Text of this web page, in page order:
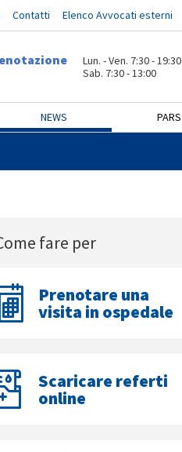
Contatti Elenco Avvocati esterni
Lun. - Ven. 7:30 - 19:30
Sab. 7:30 - 13:00
NEWS PARS
fare per
Prenotare una
visita in ospedale
Scaricare referti
online